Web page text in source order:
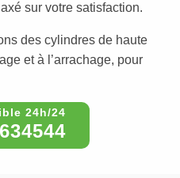
sur votre satisfaction.
des cylindres de haute
et à l’arrachage, pour